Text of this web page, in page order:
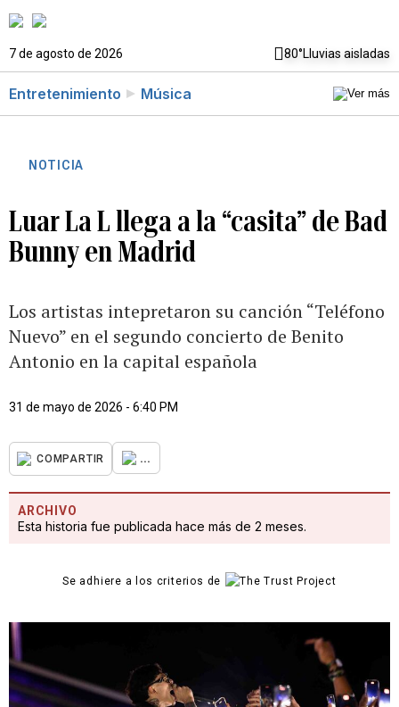
7 de agosto de 2026 80°Lluvias aisladas
Entretenimiento Música
NOTICIA
Luar La L llega a la “casita” de Bad
Bunny en Madrid
Los artistas intepretaron su canción “Teléfono
Nuevo” en el segundo concierto de Benito
Antonio en la capital española
31 de mayo de 2026 - 6:40 PM
COMPARTIR ...
ARCHIVO
Esta historia fue publicada hace más de 2 meses.
Se adhiere a los criterios de